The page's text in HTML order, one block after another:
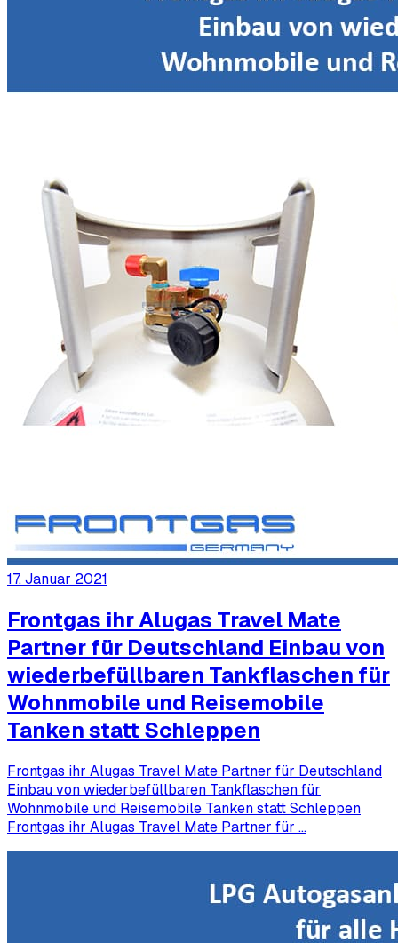
17. Januar 2021
Frontgas ihr Alugas Travel Mate
Partner für Deutschland Einbau von
wiederbefüllbaren Tankflaschen für
Wohnmobile und Reisemobile
Tanken statt Schleppen
Frontgas ihr Alugas Travel Mate Partner für Deutschland
Einbau von wiederbefüllbaren Tankflaschen für
Wohnmobile und Reisemobile Tanken statt Schleppen
Frontgas ihr Alugas Travel Mate Partner für …